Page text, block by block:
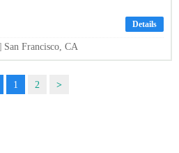
Details
San Francisco, CA
1 2 >